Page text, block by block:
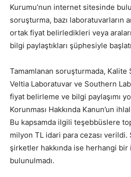
Kurumu’nun internet sitesinde
soruşturma, bazı laboratuvarların
ortak fiyat belirledikleri veya
bilgi paylaştıkları şüphesiyle
Tamamlanan soruşturmada, Kalite
Veltia Laboratuvar ve Southern
fiyat belirleme ve bilgi paylaşımı
Korunması Hakkında Kanun’un
Bu kapsamda ilgili teşebbüslere
milyon TL idari para cezası
şirketler hakkında ise herhangi
bulunulmadı.